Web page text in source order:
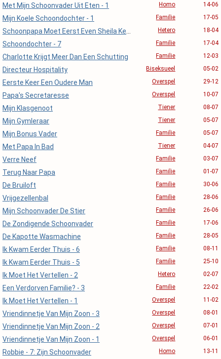
Met Mijn Schoonvader Uit Eten - 1 Homo 14-06
Mijn Koele Schoondochter - 1 Familie 17-05
Hetero 18-04
Schoondochter - 7 Familie 17-04
Charlotte Krijgt Meer Dan Een Schutting Familie 12-03
Directeur Hospitality Biseksueel 05-02
Eerste Keer Een Oudere Man Overspel 29-12
Papa's Secretaresse Overspel 10-07
Mijn Klasgenoot Tiener 08-07
Mijn Gymleraar Tiener 05-07
Mijn Bonus Vader Familie 05-07
Met Papa In Bad Tiener 04-07
Verre Neef Familie 03-07
Terug Naar Papa Familie 01-07
De Bruiloft Familie 30-06
Vrijgezellenbal Familie 28-06
Mijn Schoonvader De Stier Familie 26-06
De Zondigende Schoonvader Familie 17-06
De Kapotte Wasmachine Familie 28-05
Ik Kwam Eerder Thuis - 6 Familie 08-11
Ik Kwam Eerder Thuis - 5 Familie 25-10
Ik Moet Het Vertellen - 2 Hetero 02-07
Een Verdorven Familie? - 3 Familie 22-02
Ik Moet Het Vertellen - 1 Overspel 11-02
Vriendinnetje Van Mijn Zoon - 3 Overspel 08-01
Vriendinnetje Van Mijn Zoon - 2 Overspel 07-01
Vriendinnetje Van Mijn Zoon - 1 Overspel 06-01
Robbie - 7: Zijn Schoonvader Homo 13-11